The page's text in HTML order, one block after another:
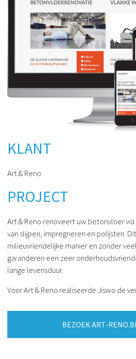
KLANT
Art & Reno
PROJECT
Art & Reno renoveert uw betonvloer
van slijpen, impregneren en polijsten.
milieuvriendelijke manier en zonder
garanderen een zeer
lange levensduur.
Voor Art & Reno realiseerde Jiswo de
BEZOEK ART-